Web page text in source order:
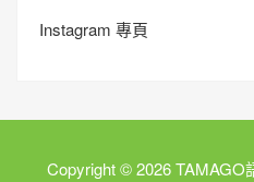
Instagram 專頁
Copyright © 2026 TAMAGO